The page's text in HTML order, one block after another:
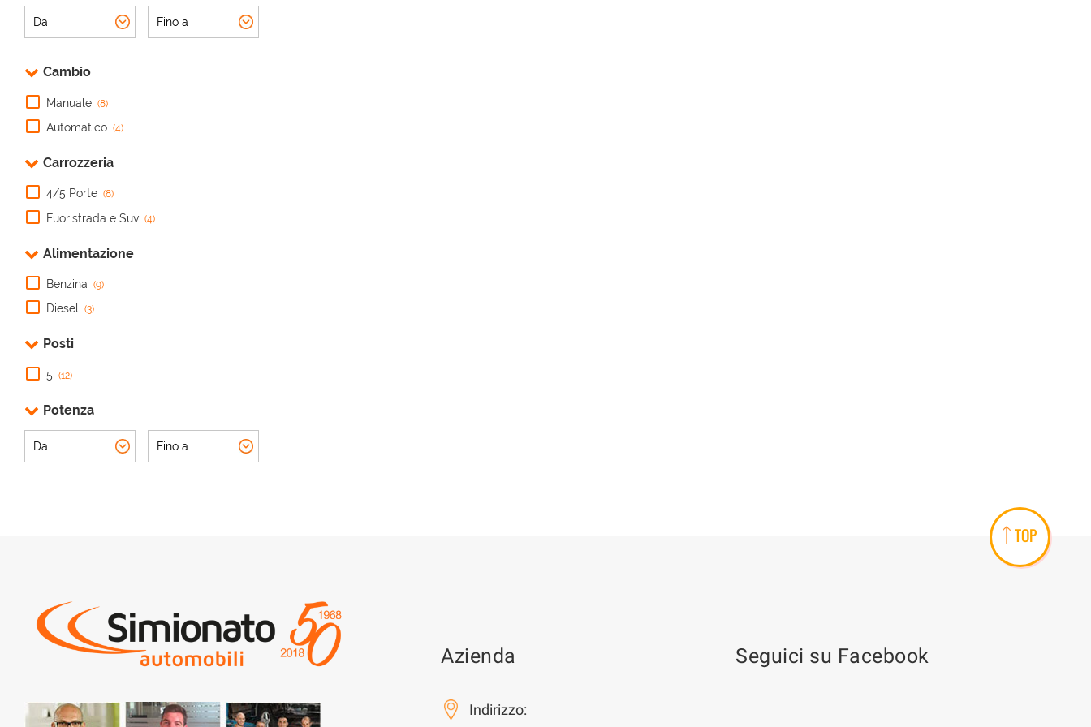
Cambio
Manuale (8)
Automatico (4)
Carrozzeria
4/5 Porte (8)
Fuoristrada e Suv (4)
Alimentazione
Benzina (9)
Diesel (3)
Posti
5 (12)
Potenza
TOP
Azienda
Indirizzo:
Seguici su Facebook